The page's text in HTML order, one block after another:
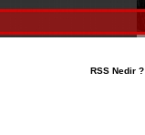
RSS Nedir ?